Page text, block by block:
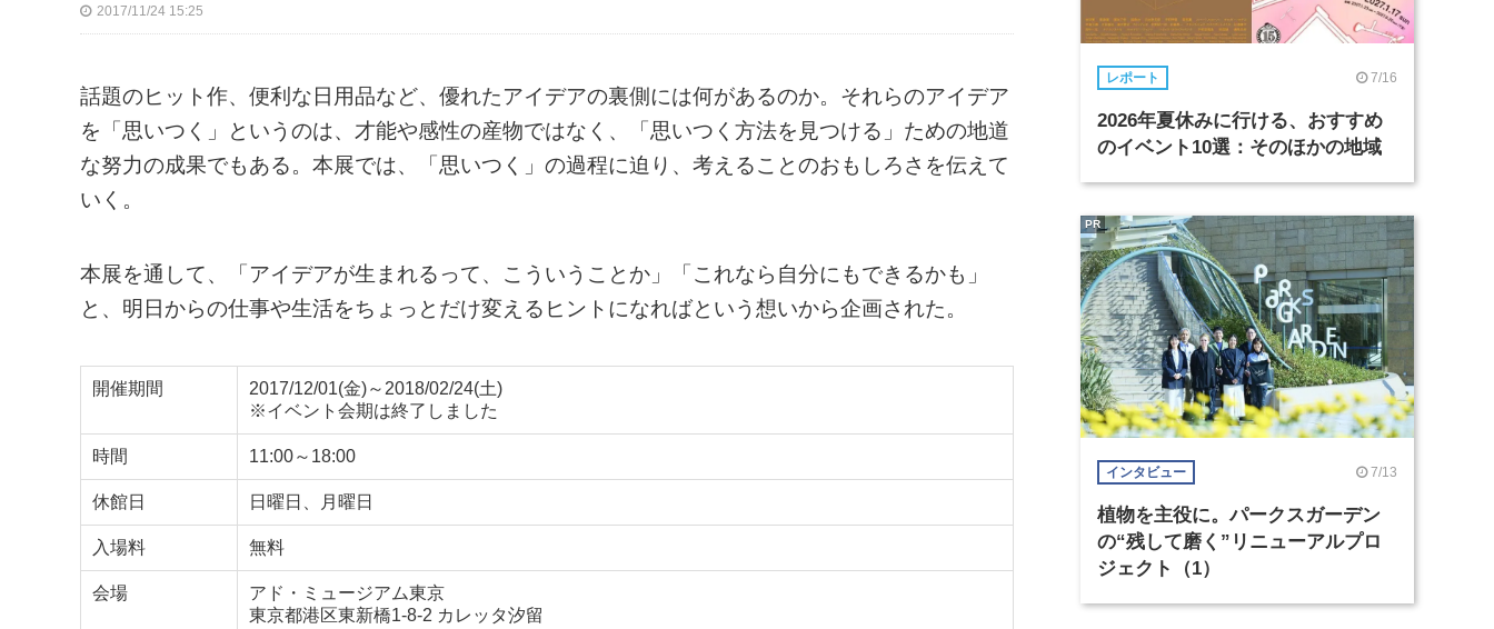
2017/11/24 15:25
話題のヒット作、便利な日用品など、優れたアイデアの裏側には何があるのか。それらのアイデア
を「思いつく」というのは、才能や感性の産物ではなく、「思いつく方法を見つける」ための地道
な努力の成果でもある。本展では、「思いつく」の過程に迫り、考えることのおもしろさを伝えて
いく。
本展を通して、「アイデアが生まれるって、こういうことか」「これなら自分にもできるかも」
と、明日からの仕事や生活をちょっとだけ変えるヒントになればという想いから企画された。
開催期間
2017/12/01(金)～2018/02/24(土)
※イベント会期は終了しました
時間 11:00～18:00
休館日 日曜日、月曜日
入場料 無料
会場
アド・ミュージアム東京
東京都港区東新橋1-8-2 カレッタ汐留
レポート 7/16
2026年夏休みに行ける、おすすめ
のイベント10選：そのほかの地域
インタビュー 7/13
植物を主役に。パークスガーデン
の“残して磨く”リニューアルプロ
ジェクト（1）
PR